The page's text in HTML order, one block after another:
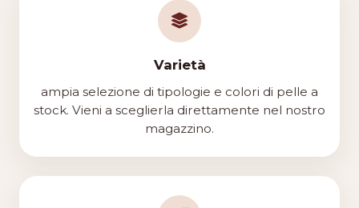
Varietà
ampia selezione di tipologie e colori di pelle a
stock. Vieni a sceglierla direttamente nel nostro
magazzino.